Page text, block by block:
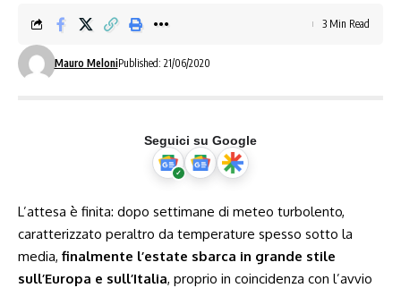
Mauro MeloniPublished: 21/06/2020
3 Min Read
Seguici su Google
L’attesa è finita: dopo settimane di meteo turbolento,
caratterizzato peraltro da temperature spesso sotto la
media, finalmente l’estate sbarca in grande stile
sull’Europa e sull’Italia, proprio in coincidenza con l’avvio